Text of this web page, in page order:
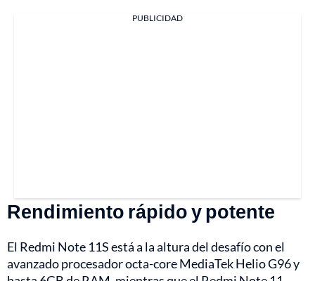
PUBLICIDAD
Rendimiento rápido y potente
El Redmi Note 11S está a la altura del desafío con el
avanzado procesador octa-core MediaTek Helio G96 y